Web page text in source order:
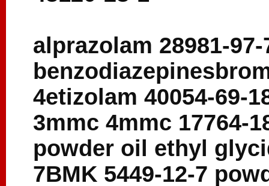
alprazolam 28981-97-
4etizolam 40054-69-
3mmc 4mmc 17764-
powder oil ethyl
7BMK 5449-12-7